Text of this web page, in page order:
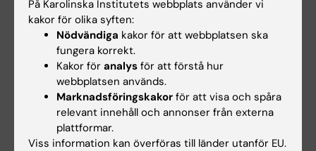
8 sep 2026-8 sep 2026 9 sep 2026-9 sep 2026
På Karolinska Institutets webbplats använder vi
kakor för olika syften:
Nödvändiga kakor för att webbplatsen ska
fungera korrekt.
Kakor för analys för att förstå hur
webbplatsen används.
Marknadsföringskakor för att visa och spåra
relevant innehåll och annonser från externa
plattformar.
Viss information kan överföras till länder utanför EU.